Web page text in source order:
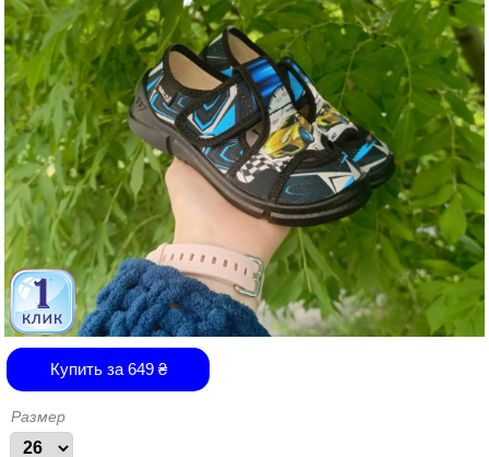
Купить за 649₴
Размер